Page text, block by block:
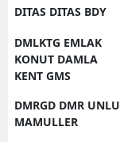
DITAS DITAS BDY
DMLKTG EMLAK
KONUT DAMLA
KENT GMS
DMRGD DMR UNLU
MAMULLER